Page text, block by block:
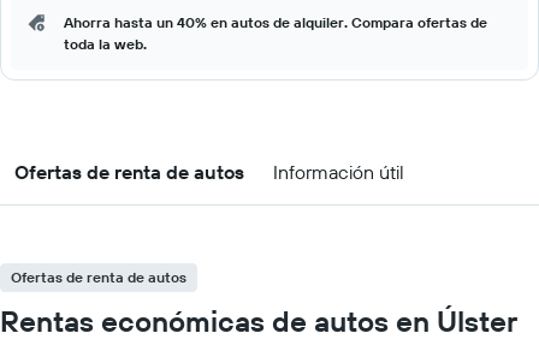
Ahorra hasta un 40% en autos de alquiler. Compara ofertas de
toda la web.
Ofertas de renta de autos Información útil
Ofertas de renta de autos
Rentas económicas de autos en Úlster